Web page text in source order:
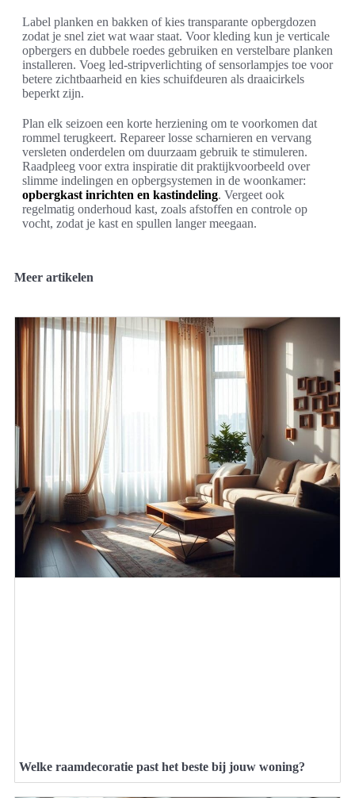
Label planken en bakken of kies transparante opbergdozen
zodat je snel ziet wat waar staat. Voor kleding kun je verticale
opbergers en dubbele roedes gebruiken en verstelbare planken
installeren. Voeg led-stripverlichting of sensorlampjes toe voor
betere zichtbaarheid en kies schuifdeuren als draaicirkels
beperkt zijn.
Plan elk seizoen een korte herziening om te voorkomen dat
rommel terugkeert. Repareer losse scharnieren en vervang
versleten onderdelen om duurzaam gebruik te stimuleren.
Raadpleeg voor extra inspiratie dit praktijkvoorbeeld over
slimme indelingen en opbergsystemen in de woonkamer:
opbergkast inrichten en kastindeling. Vergeet ook
regelmatig onderhoud kast, zoals afstoffen en controle op
vocht, zodat je kast en spullen langer meegaan.
Meer artikelen
Welke raamdecoratie past het beste bij jouw woning?